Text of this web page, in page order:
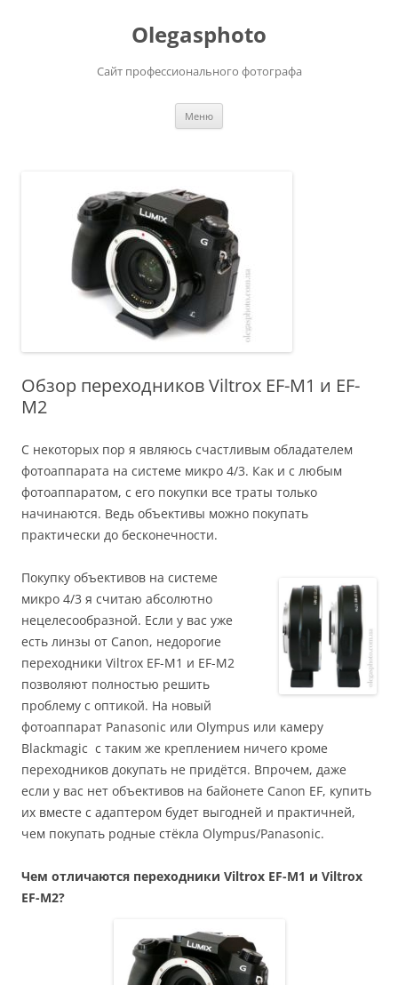
Olegasphoto
Сайт профессионального фотографа
Меню
Обзор переходников Viltrox EF-M1 и EF-
M2
С некоторых пор я являюсь счастливым обладателем
фотоаппарата на системе микро 4/3. Как и с любым
фотоаппаратом, с его покупки все траты только
начинаются. Ведь объективы можно покупать
практически до бесконечности.
Покупку объективов на системе
микро 4/3 я считаю абсолютно
нецелесообразной. Если у вас уже
есть линзы от Canon, недорогие
переходники Viltrox EF-M1 и EF-M2
позволяют полностью решить
проблему с оптикой. На новый
фотоаппарат Panasonic или Olympus или камеру
Blackmagic с таким же креплением ничего кроме
переходников докупать не придётся. Впрочем, даже
если у вас нет объективов на байонете Canon EF, купить
их вместе с адаптером будет выгодней и практичней,
чем покупать родные стёкла Olympus/Panasonic.
Чем отличаются переходники Viltrox EF-M1 и Viltrox
EF-M2?